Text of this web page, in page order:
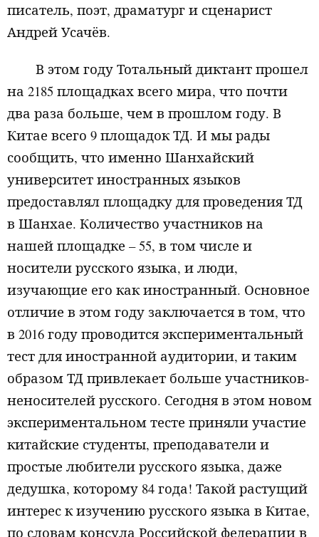
писатель, поэт, драматург и сценарист
Андрей Усачёв.
В этом году Тотальный диктант прошел
на 2185 площадках всего мира, что почти
два раза больше, чем в прошлом году. В
Китае всего 9 площадок ТД. И мы рады
сообщить, что именно Шанхайский
университет иностранных языков
предоставлял площадку для проведения ТД
в Шанхае. Количество участников на
нашей площадке – 55, в том числе и
носители русского языка, и люди,
изучающие его как иностранный. Основное
отличие в этом году заключается в том, что
в 2016 году проводится экспериментальный
тест для иностранной аудитории, и таким
образом ТД привлекает больше участников-
неносителей русского. Сегодня в этом новом
экспериментальном тесте приняли участие
китайские студенты, преподаватели и
простые любители русского языка, даже
дедушка, которому 84 года! Такой растущий
интерес к изучению русского языка в Китае,
по словам консула Российской федерации в